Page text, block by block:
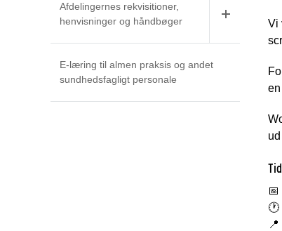
Afdelingernes rekvisitioner,
henvisninger og håndbøger
E-læring til almen praksis og andet
sundhedsfagligt personale
Vi
🕐